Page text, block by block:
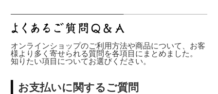
オンラインショップのご利用方法や商品について、お客
様より多く寄せられる質問を各項目にまとめました。
知りたい項目についてお選びください。
お支払いに関するご質問